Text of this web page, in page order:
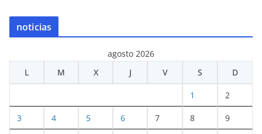
noticias
agosto 2026
L
M X J V S D
1 2
3 4 5 6 7 8 9